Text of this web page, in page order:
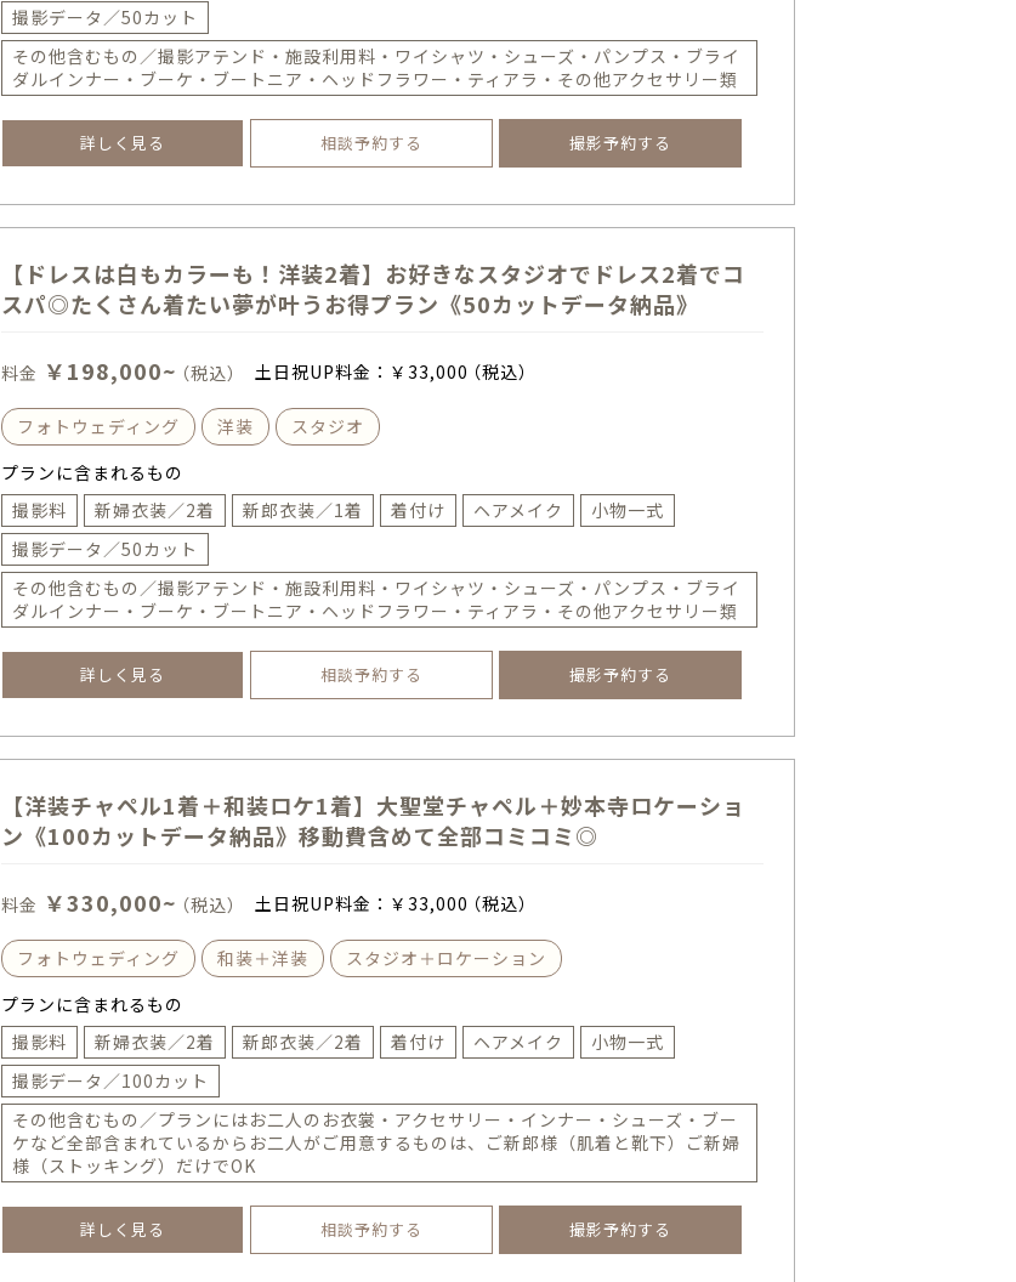
撮影データ／50カット
その他含むもの／撮影アテンド・施設利用料・ワイシャツ・シューズ・パンプス・ブライ
ダルインナー・ブーケ・ブートニア・ヘッドフラワー・ティアラ・その他アクセサリー類
詳しく見る 相談予約する 撮影予約する
【ドレスは白もカラーも！洋装2着】お好きなスタジオでドレス2着でコ
スパ◎たくさん着たい夢が叶うお得プラン《50カットデータ納品》
料金 ￥198,000~（税込） 土日祝UP料金： ￥33,000（税込）
フォトウェディング 洋装
スタジオ
プランに含まれるもの
撮影料
新婦衣装／2着 新郎衣装／1着 着付け ヘアメイク
小物一式
撮影データ／50カット
その他含むもの／撮影アテンド・施設利用料・ワイシャツ・シューズ・パンプス・ブライ
ダルインナー・ブーケ・ブートニア・ヘッドフラワー・ティアラ・その他アクセサリー類
詳しく見る 相談予約する 撮影予約する
【洋装チャペル1着＋和装ロケ1着】大聖堂チャペル＋妙本寺ロケーショ
ン《100カットデータ納品》移動費含めて全部コミコミ◎
料金 ￥330,000~（税込） 土日祝UP料金： ￥33,000（税込）
フォトウェディング 和装＋洋装
スタジオ＋ロケーション
プランに含まれるもの
撮影料
新婦衣装／2着 新郎衣装／2着 着付け ヘアメイク
小物一式
撮影データ／100カット
その他含むもの／プランにはお二人のお衣裳・アクセサリー・インナー・シューズ・ブー
ケなど全部含まれているからお二人がご用意するものは、ご新郎様（肌着と靴下）ご新婦
様（ストッキング）だけでOK
詳しく見る 相談予約する 撮影予約する